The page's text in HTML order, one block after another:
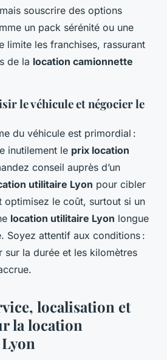
souscrire des options
un pack sérénité ou une
limite les franchises, rassurant
de la location camionnette
le véhicule et négocier le
du véhicule est primordial :
inutilement le prix location
conseil auprès d’un
utilitaire Lyon pour cibler
optimisez le coût, surtout si un
location utilitaire Lyon longue
Soyez attentif aux conditions :
sur la durée et les kilomètres
localisation et
la location